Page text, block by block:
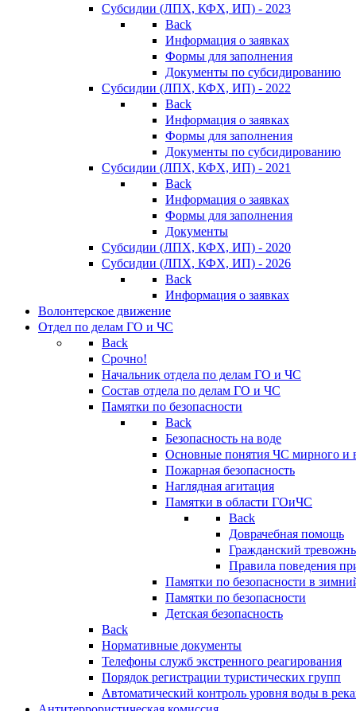
Субсидии (ЛПХ, КФХ, ИП) - 2023
Back
Информация о заявках
Формы для заполнения
Документы по субсидированию
Субсидии (ЛПХ, КФХ, ИП) - 2022
Back
Информация о заявках
Формы для заполнения
Документы по субсидированию
Субсидии (ЛПХ, КФХ, ИП) - 2021
Back
Информация о заявках
Формы для заполнения
Документы
Субсидии (ЛПХ, КФХ, ИП) - 2020
Субсидии (ЛПХ, КФХ, ИП) - 2026
Back
Информация о заявках
Волонтерское движение
Отдел по делам ГО и ЧС
Back
Срочно!
Начальник отдела по делам ГО и ЧС
Состав отдела по делам ГО и ЧС
Памятки по безопасности
Back
Безопасность на воде
Основные понятия ЧС мирного и
Пожарная безопасность
Наглядная агитация
Памятки в области ГОиЧС
Back
Доврачебная помощь
Гражданский
Правила поведения
Памятки по безопасности в
Памятки по безопасности
Детская безопасность
Back
Нормативные документы
Телефоны служб экстренного реагирования
Порядок регистрации туристических групп
Автоматический контроль уровня воды в